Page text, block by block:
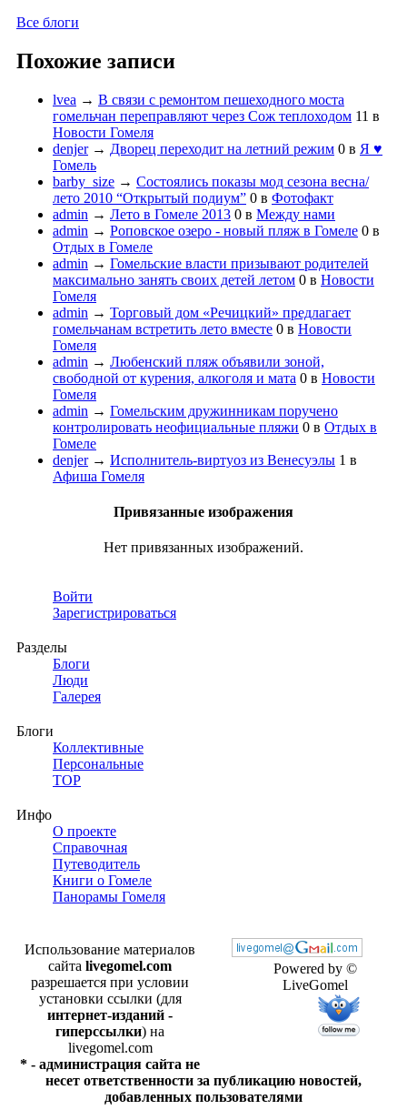
Все блоги
Похожие записи
lvea → В связи с ремонтом пешеходного моста
гомельчан переправляют через Сож теплоходом 11 в
Новости Гомеля
denjer→ Дворец переходит на летний режим 0 в Я ♥
Гомель
barby_size → Состоялись показы мод сезона весна/
лето 2010 “Открытый подиум” 0 в Фотофакт
admin → Лето в Гомеле 2013 0 в Между нами
admin → Роповское озеро - новый пляж в Гомеле 0 в
Отдых в Гомеле
admin → Гомельские власти призывают родителей
максимально занять своих детей летом 0 в Новости
Гомеля
admin → Торговый дом «Речицкий» предлагает
гомельчанам встретить лето вместе 0 в Новости
Гомеля
admin → Любенский пляж объявили зоной,
свободной от курения, алкоголя и мата 0 в Новости
Гомеля
admin → Гомельским дружинникам поручено
контролировать неофициальные пляжи 0 в Отдых в
Гомеле
denjer→ Исполнитель-виртуоз из Венесуэлы 1 в
Афиша Гомеля
Привязанные изображения
Нет привязанных изображений.
Войти
Зарегистрироваться
Разделы
Блоги
Люди
Галерея
Блоги
Коллективные
Персональные
TOP
Инфо
О проекте
Справочная
Путеводитель
Книги о Гомеле
Панорамы Гомеля
Powered by ©
LiveGomel
Использование материалов
сайта livegomel.com
разрешается при условии
установки ссылки (для
интернет-изданий -
гиперссылки) на
livegomel.com
* - администрация сайта не
несет ответственности за публикацию новостей,
добавленных пользователями